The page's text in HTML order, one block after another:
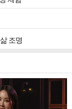
조명